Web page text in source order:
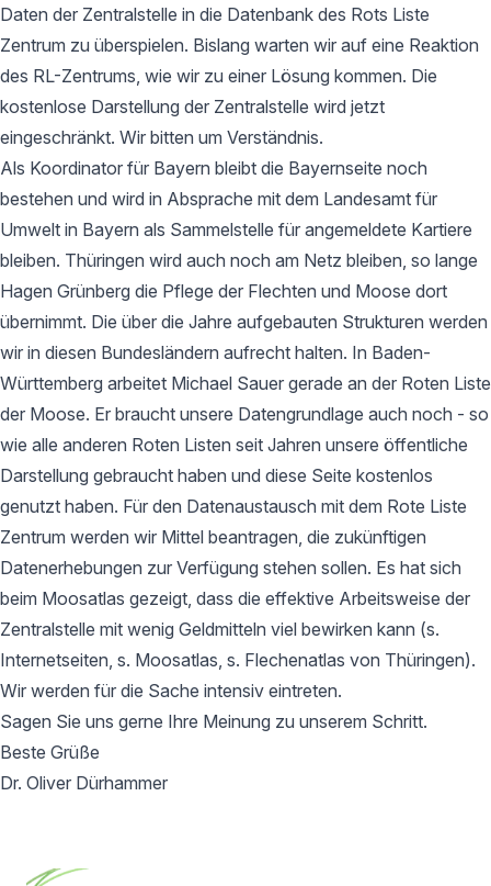
Daten der Zentralstelle in die Datenbank des Rots Liste
Zentrum zu überspielen. Bislang warten wir auf eine Reaktion
des RL-Zentrums, wie wir zu einer Lösung kommen. Die
kostenlose Darstellung der Zentralstelle wird jetzt
eingeschränkt. Wir bitten um Verständnis.
Als Koordinator für Bayern bleibt die Bayernseite noch
bestehen und wird in Absprache mit dem Landesamt für
Umwelt in Bayern als Sammelstelle für angemeldete Kartiere
bleiben. Thüringen wird auch noch am Netz bleiben, so lange
Hagen Grünberg die Pflege der Flechten und Moose dort
übernimmt. Die über die Jahre aufgebauten Strukturen werden
wir in diesen Bundesländern aufrecht halten. In Baden-
Württemberg arbeitet Michael Sauer gerade an der Roten Liste
der Moose. Er braucht unsere Datengrundlage auch noch - so
wie alle anderen Roten Listen seit Jahren unsere öffentliche
Darstellung gebraucht haben und diese Seite kostenlos
genutzt haben. Für den Datenaustausch mit dem Rote Liste
Zentrum werden wir Mittel beantragen, die zukünftigen
Datenerhebungen zur Verfügung stehen sollen. Es hat sich
beim Moosatlas gezeigt, dass die effektive Arbeitsweise der
Zentralstelle mit wenig Geldmitteln viel bewirken kann (s.
Internetseiten, s. Moosatlas, s. Flechenatlas von Thüringen).
Wir werden für die Sache intensiv eintreten.
Sagen Sie uns gerne Ihre Meinung zu unserem Schritt.
Beste Grüße
Dr. Oliver Dürhammer